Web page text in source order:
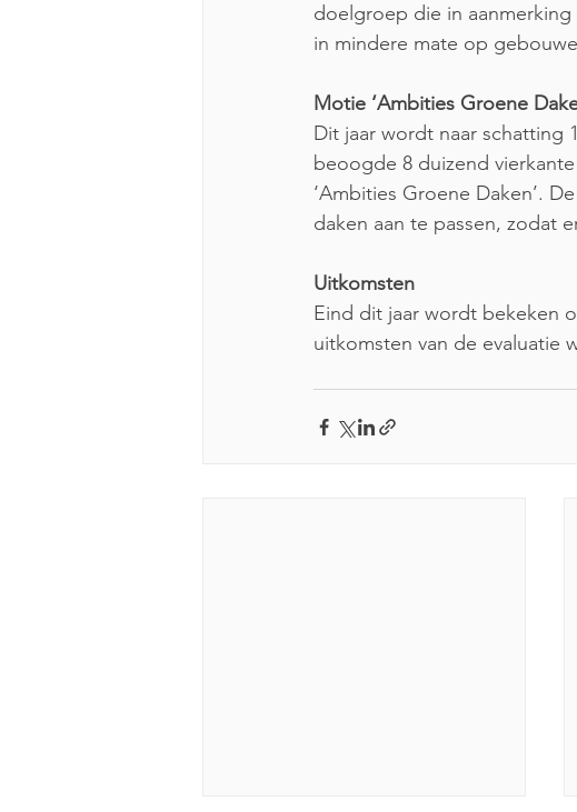
doelgroep die in
in mindere mate op
Motie ‘Ambities Groene
Dit jaar wordt naar schatting
beoogde 8 duizend
‘Ambities Groene Daken’.
daken aan te passen, zodat
Uitkomsten
Eind dit jaar wordt bekeken
uitkomsten van de evaluatie